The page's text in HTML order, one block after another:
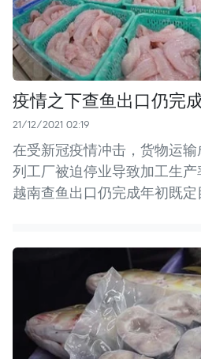
疫情之下查鱼出口仍完
21/12/2021 02:19
在受新冠疫情冲击，货物运
列工厂被迫停业导致加工生产
越南查鱼出口仍完成年初既定